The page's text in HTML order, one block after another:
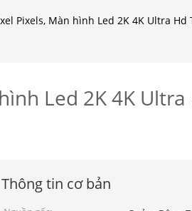
Pixels, Màn hình Led 2K 4K Ultra
Led 2K 4K
Thông tin cơ bản